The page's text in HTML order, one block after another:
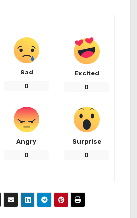
Sad
0
Excited
0
Angry
0
Surprise
0